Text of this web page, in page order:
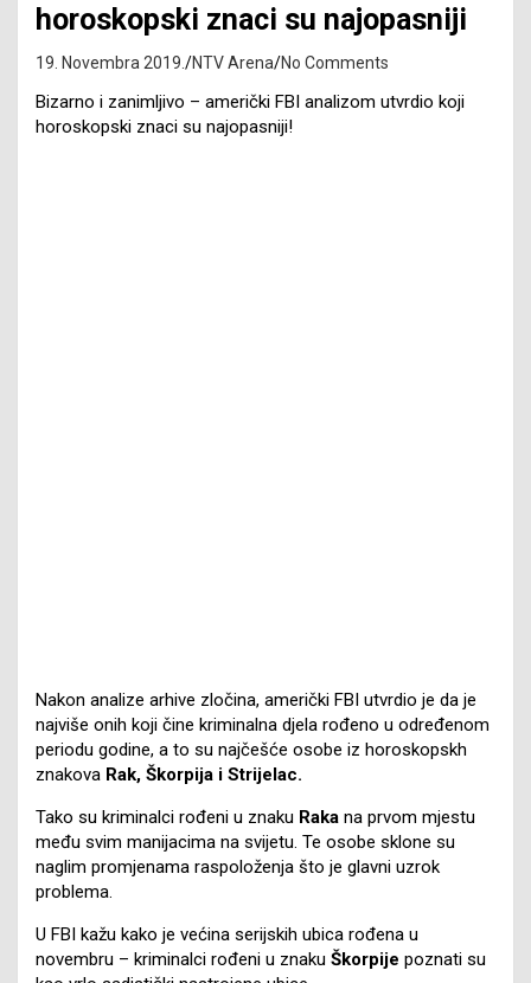
horoskopski znaci su najopasniji
19. Novembra 2019. NTV Arena No Comments
Bizarno i zanimljivo – američki FBI analizom utvrdio koji
horoskopski znaci su najopasniji!
Nakon analize arhive zločina, američki FBI utvrdio je da je
najviše onih koji čine kriminalna djela rođeno u određenom
periodu godine, a to su najčešće osobe iz horoskopskh
znakova Rak, Škorpija i Strijelac.
Tako su kriminalci rođeni u znaku Raka na prvom mjestu
među svim manijacima na svijetu. Te osobe sklone su
naglim promjenama raspoloženja što je glavni uzrok
problema.
U FBI kažu kako je većina serijskih ubica rođena u
novembru – kriminalci rođeni u znaku Škorpije poznati su